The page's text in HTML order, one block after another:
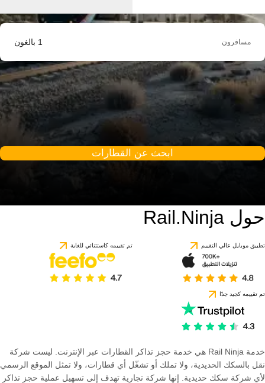
مسافرون 1 بالغون
ابحث عن القطارات
حول Rail.Ninja
تطبيق موبايل عالي التقييم تم تقييمه كاستثنائي للغاية
تم تقييمه كجيد جدًا
خدمة Rail Ninja هي خدمة حجز تذاكر القطارات عبر الإنترنت. ليست شركة
نقل بالسكك الحديدية، ولا تملك أو تشغّل أي قطارات، ولا تمثل الموقع الرسمي
لأي شركة سكك حديدية. إنها شركة تجارية تهدف إلى تسهيل عملية حجز تذاكر